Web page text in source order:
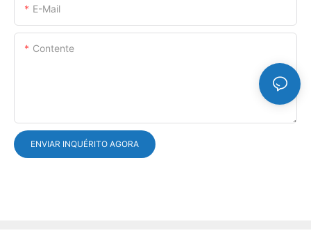
E-Mail
Contente
ENVIAR INQUÉRITO AGORA